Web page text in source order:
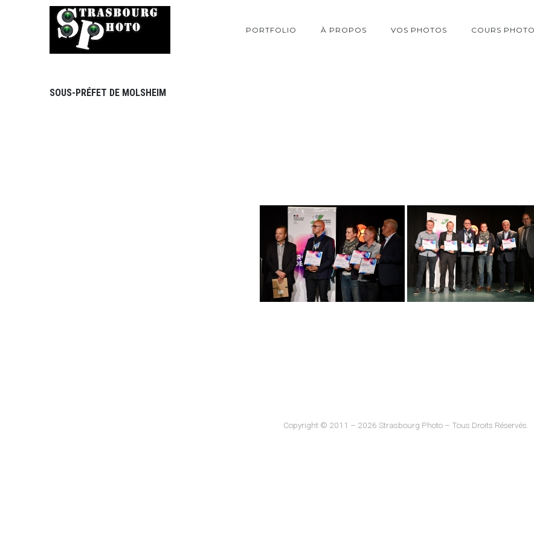
PORTFOLIO À PROPOS VOS PHOTOS COURS PHOTO
SOUS-PRÉFET DE MOLSHEIM
Copyright © 2011 – 2026 Strasbourg Photo – Tous Droits Réservés.